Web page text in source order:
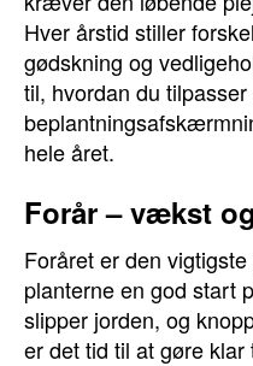
Hver årstid stiller
gødskning og
til, hvordan du
hele året.
Forår – vækst
Foråret er den
planterne en god start
slipper jorden, og
er det tid til at gøre